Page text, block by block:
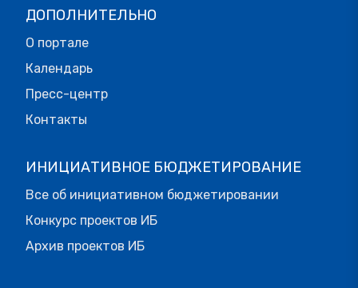
ДОПОЛНИТЕЛЬНО
О портале
Календарь
Пресс-центр
Контакты
ИНИЦИАТИВНОЕ БЮДЖЕТИРОВАНИЕ
Все об инициативном бюджетировании
Конкурс проектов ИБ
Архив проектов ИБ